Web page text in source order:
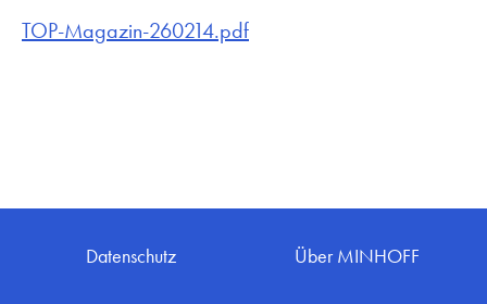
TOP-Magazin-260214.pdf
Datenschutz Über MINHOFF